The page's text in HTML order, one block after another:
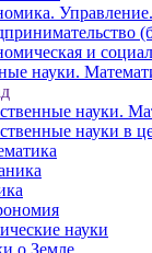
Управление.
и
науки.
науки.
науки в
науки
о Земле